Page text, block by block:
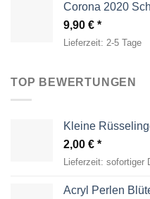
Corona 2020
9,90 €
Lieferzeit: 2-5 Tage
TOP BEWERTUNGEN
Kleine
2,00 €
Lieferzeit: sofortiger
Acryl Perlen